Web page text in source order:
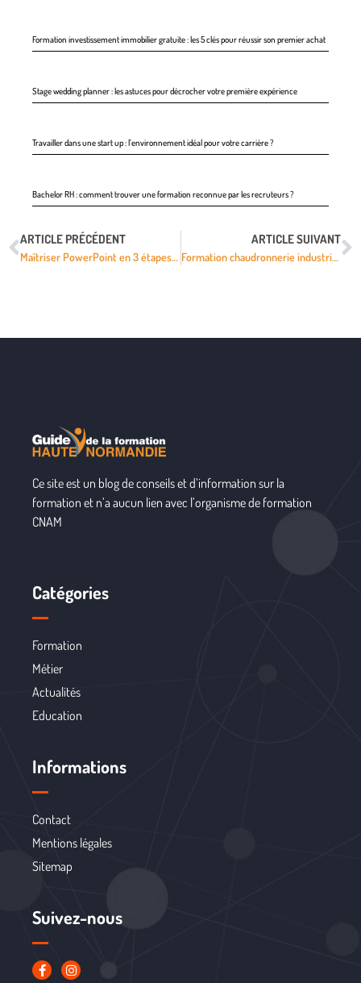
Formation investissement immobilier gratuite : les 5 clés pour réussir son premier achat
Stage wedding planner : les astuces pour décrocher votre première expérience
Travailler dans une start up : l’environnement idéal pour votre carrière ?
Bachelor RH : comment trouver une formation reconnue par les recruteurs ?
ARTICLE PRÉCÉDENT
Maîtriser PowerPoint en 3 étapes pour des présentations captivantes et efficaces
ARTICLE SUIVANT
Formation chaudronnerie industrielle : maîtrisez les techniques de soudage et de fabrication
Ce site est un blog de conseils et d’information sur la
formation et n’a aucun lien avec l’organisme de formation
CNAM
Catégories
Formation
Métier
Actualités
Education
Informations
Contact
Mentions légales
Sitemap
Suivez-nous